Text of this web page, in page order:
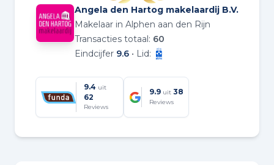
Angela den Hartog makelaardij B.V.
Makelaar in Alphen aan den Rijn
Transacties totaal: 60
Eindcijfer 9.6 • Lid:
9.4 uit
62
Reviews
9.9 uit 38
Reviews